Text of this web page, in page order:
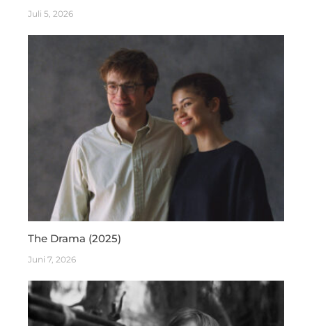
Juli 5, 2026
The Drama (2025)
Juni 7, 2026